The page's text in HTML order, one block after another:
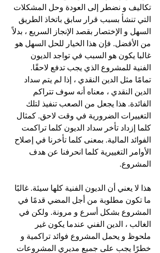
تكاليف و نضطر إلى العودة وحل المشكلات
التي تنشأ بسبب قرار سابق باتخاذ الطريق
السهل و الإختصار بقصد الإنجاز السريع ، بدلاً
من الأفضل. فإن هذا الخيار للحل السهل هو
غالبا يكون هو السبب في تواجد الديون
الفنية للمشروع الذي يجب تدفع لاحقًا.
تمامًا مثل الدين النقدي ، إذا لم يتم سداد
الدين النقدي ، معناه أنه سوف تتراكم
الفائدة. هذا يجعل من الصعب تنفيذ لتلك
التغييرات الضرورية في وقت لاحق. كمثال
كلما إزداد تأخر سداد الديون كلما تراكمت
الفوائد المالية. بمعنى كلما تأخرنا في إصلاح
الأوامر التغييرية كلما انحرفنا عن هدف
المشروع.
هذا لا يعني أن الديون الفنية كلها سيئة. غالبًا
ما تكون مطلوبة من أجل المضي قدمًا في
المشروع بشكل أسرع و مرونة. ولكن في
الغالب ، الدين الفني عندما يكون غير
ملحوظ و يحمل المشروع فوائد تراكمية و
خطرًا يجب على جميع مديري المشروعات